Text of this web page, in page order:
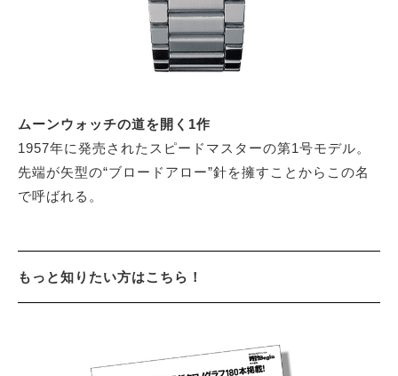
ムーンウォッチの道を開く1作
1957年に発売されたスピードマスターの第1号モデル。
先端が矢型の“ブロードアロー”針を擁すことからこの名
で呼ばれる。
もっと知りたい方はこちら！